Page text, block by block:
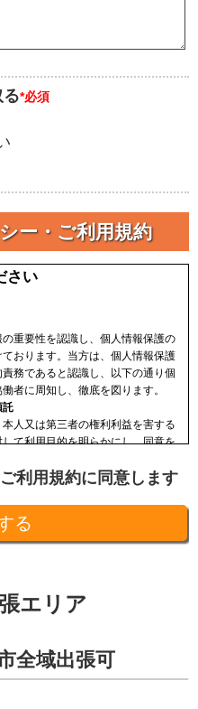
る*必須
ー・ご利用規約
さい
重要性を認識し、個人情報保護の
おります。当方は、個人情報保護
務であると認識し、以下の通り個
者に周知し、徹底を図ります。
託
人又は第三者の権利利益を害する
て利用目的を明らかにし、同意を
集した個人情報は、法令に基づく命
び、また、契約等によって保護水
施し、適切に取り扱います。
不正アクセスなどの予防ならびに
管理し、滅失、き損、漏えいや不
を定め、責任者を設けます。
範の遵守
護や通信の秘密に関する法令やガ
利用規約に同意します
エリア
全域出張可